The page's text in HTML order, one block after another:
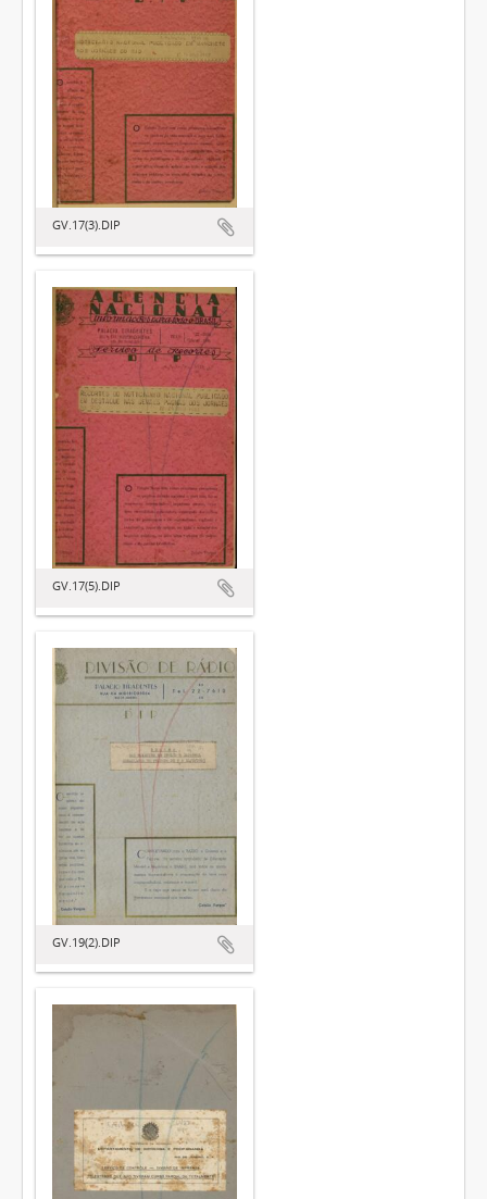
GV.17(3).DIP
GV.17(5).DIP
GV.19(2).DIP